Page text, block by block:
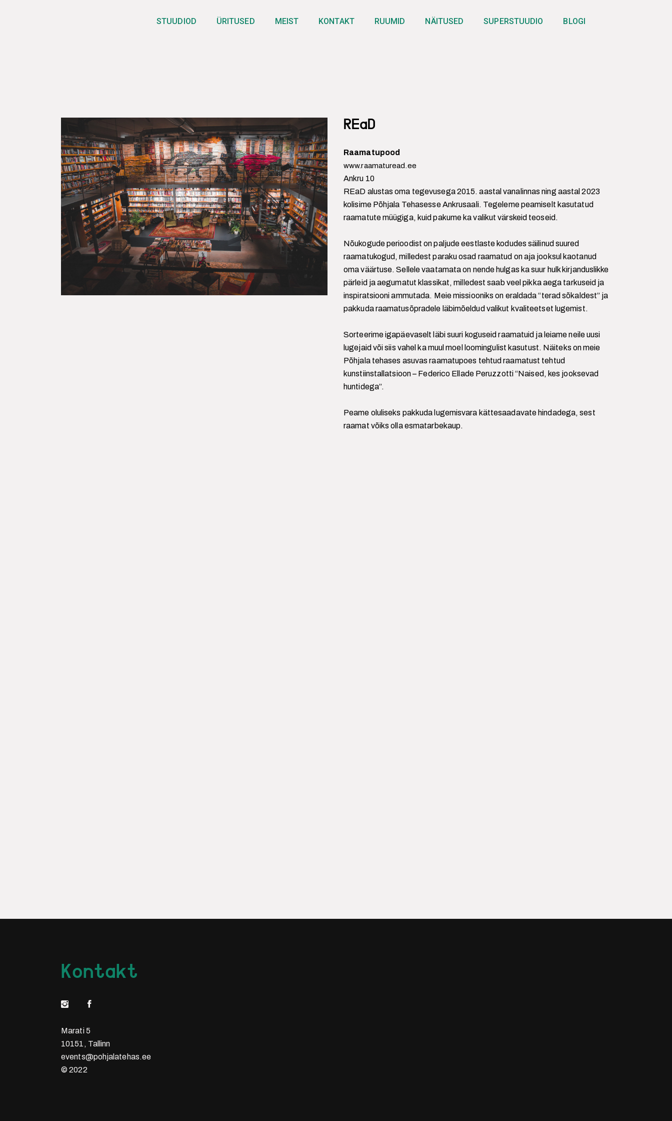
STUUDIOD ÜRITUSED MEIST KONTAKT RUUMID NÄITUSED SUPERSTUUDIO BLOGI
REaD
Raamatupood
www.raamaturead.ee
Ankru 10
REaD alustas oma tegevusega 2015. aastal vanalinnas ning aastal 2023
kolisime Põhjala Tehasesse Ankrusaali. Tegeleme peamiselt kasutatud
raamatute müügiga, kuid pakume ka valikut värskeid teoseid.
Nõukogude perioodist on paljude eestlaste kodudes säilinud suured
raamatukogud, milledest paraku osad raamatud on aja jooksul kaotanud
oma väärtuse. Sellele vaatamata on nende hulgas ka suur hulk kirjanduslikke
pärleid ja aegumatut klassikat, milledest saab veel pikka aega tarkuseid ja
inspiratsiooni ammutada. Meie missiooniks on eraldada “terad sõkaldest” ja
pakkuda raamatusõpradele läbimõeldud valikut kvaliteetset lugemist.
Sorteerime igapäevaselt läbi suuri koguseid raamatuid ja leiame neile uusi
lugejaid või siis vahel ka muul moel loomingulist kasutust. Näiteks on meie
Põhjala tehases asuvas raamatupoes tehtud raamatust tehtud
kunstiinstallatsioon – Federico Ellade Peruzzotti “Naised, kes jooksevad
huntidega”.
Peame oluliseks pakkuda lugemisvara kättesaadavate hindadega, sest
raamat võiks olla esmatarbekaup.
Kontakt
Marati 5
10151, Tallinn
events@pohjalatehas.ee
© 2022